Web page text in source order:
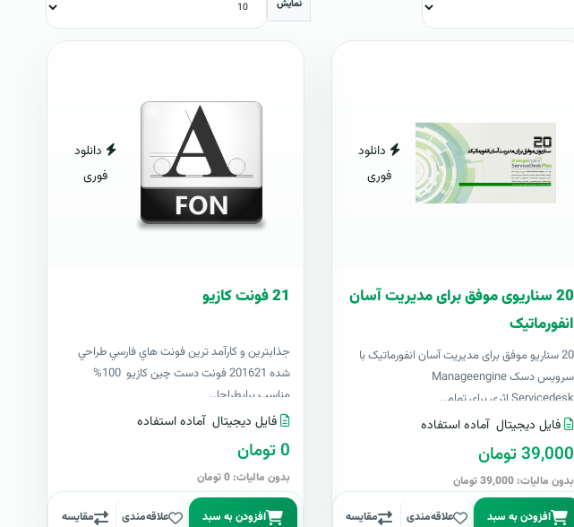
نمایش
دانلود
فوری
20 سناریوی موفق برای مدیریت آسان
انفورماتیک
20 سناریو موفق برای مدیریت آسان انفورماتیک با
سرویس دسک Manageengine
Servicedesk اثری برای تمام..
فایل دیجیتال آماده استفاده
39,000 تومان
بدون مالیات: 39,000 تومان
افزودن به سبد علاقه‌مندی مقایسه
دانلود
فوری
21 فونت کازيو
جذابترين و کارآمد ترين فونت هاي فارسي طراحي
شده 201621 فونت دست چين کازيو 100%
مناسب برايطراحا..
فایل دیجیتال آماده استفاده
0 تومان
بدون مالیات: 0 تومان
افزودن به سبد علاقه‌مندی مقایسه